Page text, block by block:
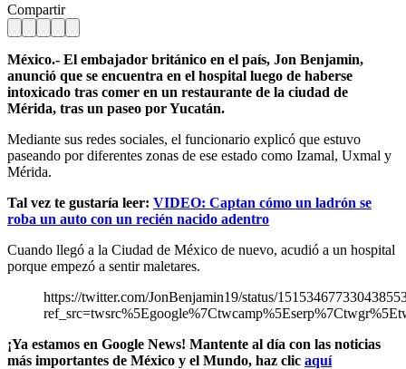
Compartir
México.- El embajador británico en el país, Jon Benjamin,
anunció que se encuentra en el hospital luego de haberse
intoxicado tras comer en un restaurante de la ciudad de
Mérida, tras un paseo por Yucatán.
Mediante sus redes sociales, el funcionario explicó que estuvo
paseando por diferentes zonas de ese estado como Izamal, Uxmal y
Mérida.
Tal vez te gustaría leer: VIDEO: Captan cómo un ladrón se
roba un auto con un recién nacido adentro
Cuando llegó a la Ciudad de México de nuevo, acudió a un hospital
porque empezó a sentir maletares.
https://twitter.com/JonBenjamin19/status/
¡Ya estamos en Google News! Mantente al día con las noticias
más importantes de México y el Mundo, haz clic aquí